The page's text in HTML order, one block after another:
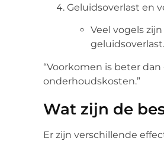
Geluidsoverlast en
Veel vogels
geluidsoverlast.
“Voorkomen is beter
onderhoudskosten.”
Wat zijn de
Er zijn verschillende